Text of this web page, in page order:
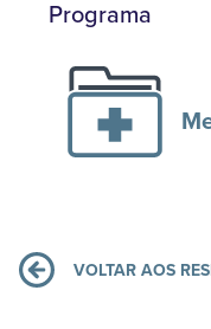
Programa
VOLTAR AOS